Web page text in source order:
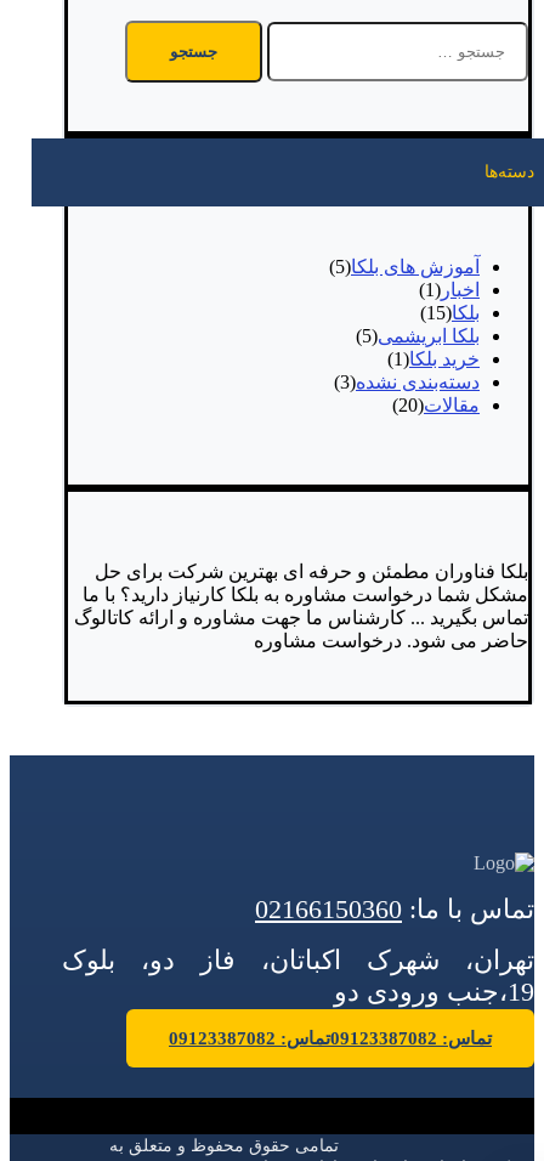
جستجو
برای:
دسته‌ها
آموزش های بلکا(5)
اخبار (1)
بلکا(15)
بلکا ابریشمی(5)
خرید بلکا(1)
دسته‌بندی نشده(3)
مقالات(20)
بلکا فناوران مطمئن و حرفه ای بهترین شرکت برای حل
مشکل شما درخواست مشاوره به بلکا کارنیاز دارید؟ با ما
تماس بگیرید ... کارشناس ما جهت مشاوره و ارائه کاتالوگ
حاضر می شود. درخواست مشاوره
تماس با ما: 02166150360
تهران، شهرک اکباتان، فاز دو، بلوک
19،جنب ورودی دو
تماس: 09123387082 تماس: 09123387082
تمامی حقوق محفوظ و متعلق به